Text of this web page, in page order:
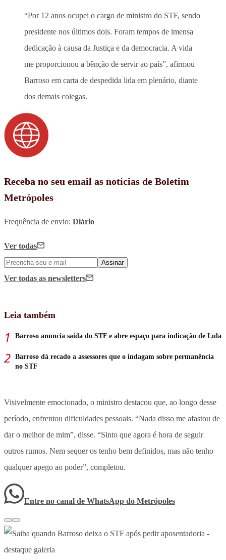
“Por 12 anos ocupei o cargo de ministro do STF, sendo
presidente nos últimos dois. Foram tempos de imensa
dedicação à causa da Justiça e da democracia. A vida
me proporcionou a bênção de servir ao país”, afirmou
Barroso em carta de despedida lida em plenário, diante
dos demais colegas.
Receba no seu email as notícias de Boletim
Metrópoles
Frequência de envio: Diário
Ver todas
Assinar
Ver todas as newsletters
Leia também
Barroso anuncia saída do STF e abre espaço para indicação de Lula
Barroso dá recado a assessores que o indagam sobre permanência
no STF
Visivelmente emocionado, o ministro destacou que, ao longo desse
período, enfrentou dificuldades pessoais. “Nada disso me afastou de
dar o melhor de mim”, disse. “Sinto que agora é hora de seguir
outros rumos. Nem sequer os tenho bem definidos, mas não tenho
qualquer apego ao poder”, completou.
Entre no canal de WhatsApp do Metrópoles